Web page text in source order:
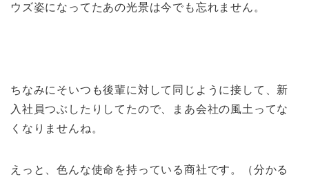
ウズ姿になってたあの光景は今でも忘れません。
ちなみにそいつも後輩に対して同じように接して、新
入社員つぶしたりしてたので、まあ会社の風土ってな
くなりませんね。
えっと、色んな使命を持っている商社です。（分かる